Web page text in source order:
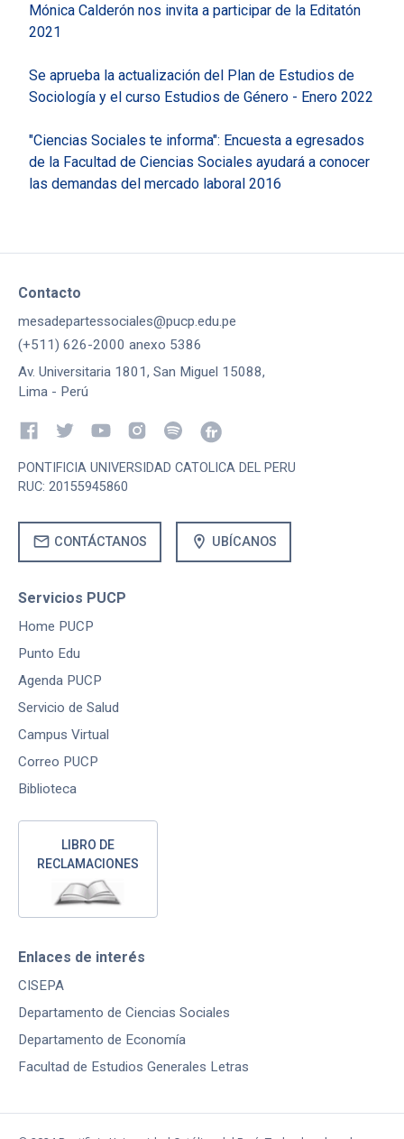
Mónica Calderón nos invita a participar de la Editatón
2021
Se aprueba la actualización del Plan de Estudios de
Sociología y el curso Estudios de Género - Enero 2022
"Ciencias Sociales te informa": Encuesta a egresados
de la Facultad de Ciencias Sociales ayudará a conocer
las demandas del mercado laboral 2016
Contacto
mesadepartessociales@pucp.edu.pe
(+511) 626-2000 anexo 5386
Av. Universitaria 1801, San Miguel 15088,
Lima - Perú
PONTIFICIA UNIVERSIDAD CATOLICA DEL PERU
RUC: 20155945860
mail CONTÁCTANOS location_on UBÍCANOS
Servicios PUCP
Home PUCP
Punto Edu
Agenda PUCP
Servicio de Salud
Campus Virtual
Correo PUCP
Biblioteca
LIBRO DE
RECLAMACIONES
Enlaces de interés
CISEPA
Departamento de Ciencias Sociales
Departamento de Economía
Facultad de Estudios Generales Letras